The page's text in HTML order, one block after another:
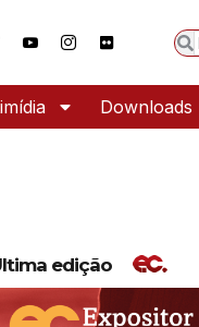
Downloads
edição